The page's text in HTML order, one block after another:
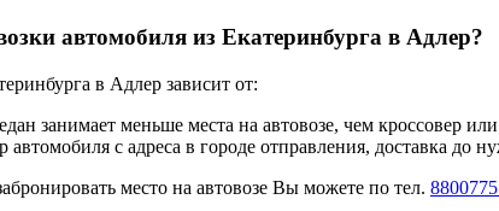
автомобиля из Екатеринбурга в Адлер?
в Адлер зависит от:
занимает меньше места на автовозе, чем кроссовер
с адреса в городе отправления, доставка до
место на автовозе Вы можете по тел.